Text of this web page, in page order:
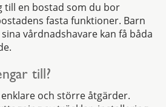
till en bostad som du bor
fasta funktioner. Barn
vårdnadshavare kan få båda
till?
och större åtgärder.